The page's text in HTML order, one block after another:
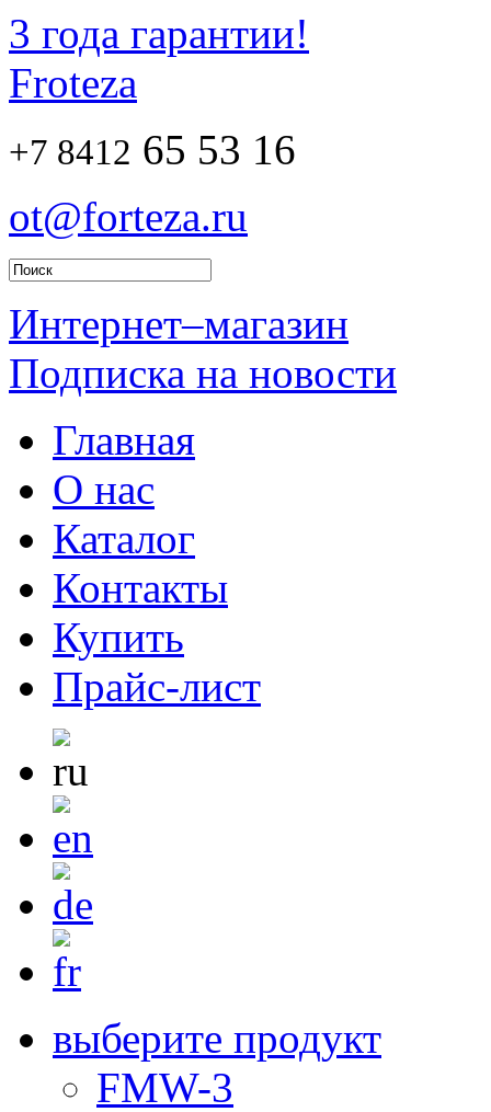
3 года гарантии!
Froteza
+7 8412 65 53 16
ot@forteza.ru
Интернет–магазин
Подписка на новости
Главная
О нас
Каталог
Контакты
Купить
Прайс-лист
выберите продукт
FMW-3